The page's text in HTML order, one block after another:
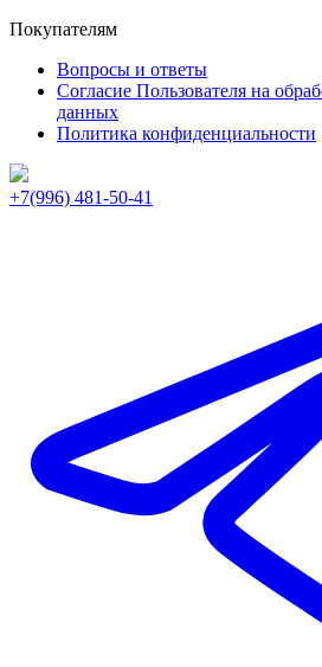
Покупателям
Вопросы и ответы
Согласие Пользователя на
данных
Политика конфиденциальности
+7(996) 481-50-41